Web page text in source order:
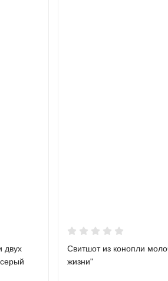
двух
Свитшот из конопли
жизни"